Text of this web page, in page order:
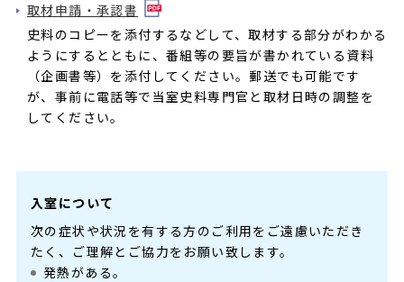
取材申請・承認書
史料のコピーを添付するなどして、取材する部分がわかる
ようにするとともに、番組等の要旨が書かれている資料
（企画書等）を添付してください。郵送でも可能です
が、事前に電話等で当室史料専門官と取材日時の調整を
してください。
入室について
次の症状や状況を有する方のご利用をご遠慮いただき
たく、ご理解とご協力をお願い致します。
発熱がある。